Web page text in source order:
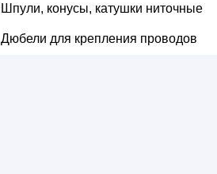
Шпули, конусы, катушки ниточные
Дюбели для крепления проводов